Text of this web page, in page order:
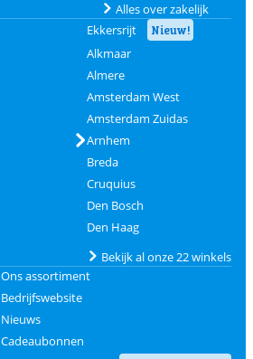
Alles over zakelijk
Ekkersrijt Nieuw!
Alkmaar
Almere
Amsterdam West
Amsterdam Zuidas
Arnhem
Breda
Cruquius
Den Bosch
Den Haag
Bekijk al onze 22 winkels
Ons assortiment
Bedrijfswebsite
Nieuws
Cadeaubonnen